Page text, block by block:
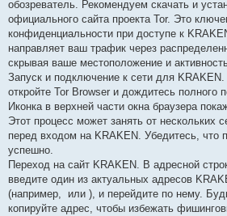
обозреватель. Рекомендуем скачать и
официального сайта проекта Tor. Это
конфиденциальности при доступе к
направляет ваш трафик через
скрывая ваше местоположение и
Запуск и подключение к сети для
откройте Tor Browser и дождитесь полного
Иконка в верхней части окна браузера
Этот процесс может занять от нескольких
перед входом на KRAKEN. Убедитесь, что
успешно.
Переход на сайт KRAKEN. В адресной
введите один из актуальных адресов
(например,
или ), и перейдите по нему.
копируйте адрес, чтобы избежать